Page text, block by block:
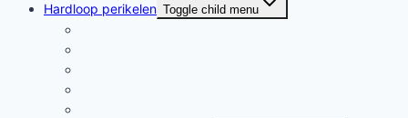
Hardloop perikelen Toggle child menu